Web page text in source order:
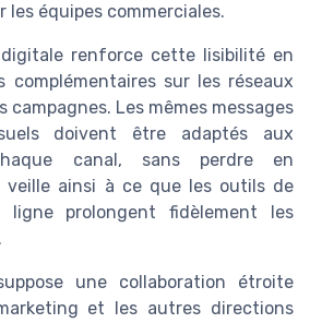
les équipes commerciales.
renforce cette lisibilité en
sur les réseaux
campagnes. Les mêmes messages
doivent être adaptés aux
canal, sans perdre en
veille ainsi à ce que les outils de
ligne prolongent fidèlement les
une collaboration étroite
et les autres directions